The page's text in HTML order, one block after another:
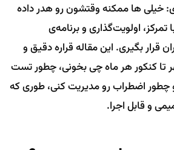
خیلی ها ممکنه وقتشون رو هدر داده
تمرکز، اولویت‌گذاری و برنامه‌ی
قرار بگیری. این مقاله قراره دقیق و
تا کنکور هر ماه چی بخونی، چطور تست
چطور اضطراب رو مدیریت کنی، طوری که
و قابل اجرا.